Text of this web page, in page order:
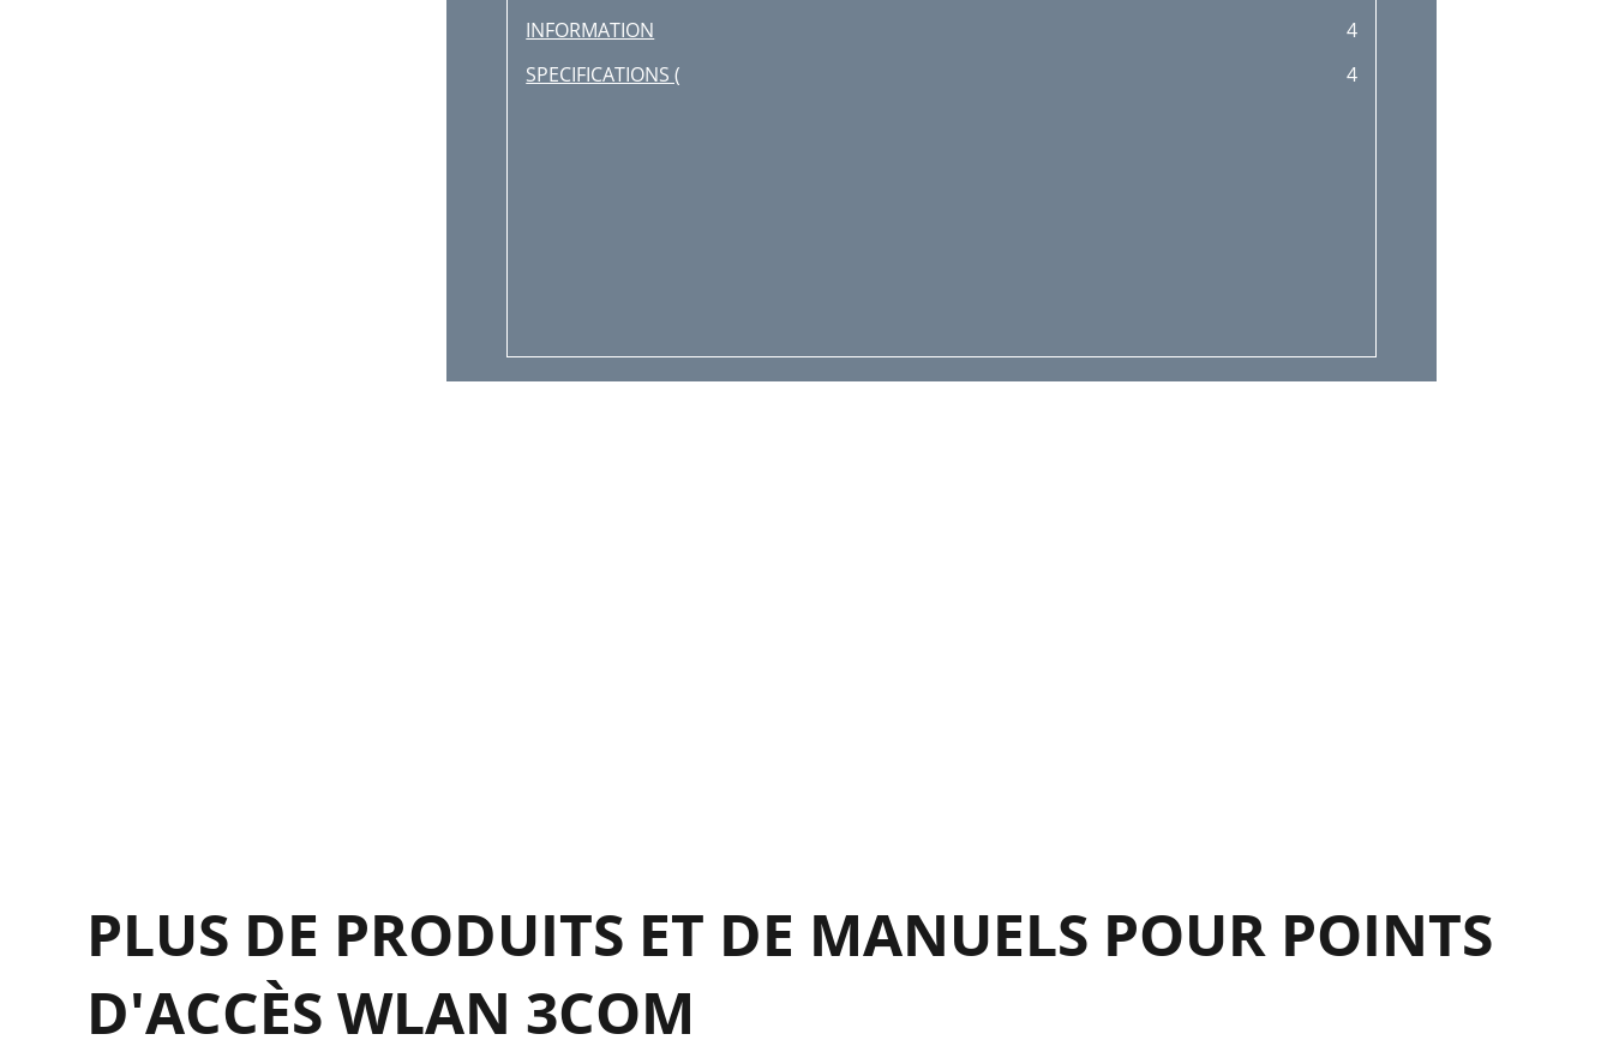
INFORMATION
4
SPECIFICATIONS (
4
PLUS DE PRODUITS ET DE MANUELS POUR POINTS
D'ACCÈS WLAN 3COM